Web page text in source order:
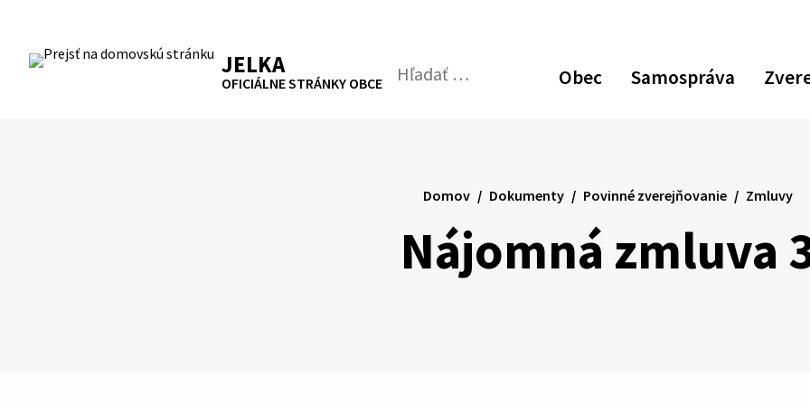
obsah
RSS Mapa Tlačiť
JELKA
OFICIÁLNE STRÁNKY OBCE Obec Samospráva
Hľadať:
Odoslať
Nájomná zmluva
Domov Dokumenty Povinné zverejňovanie Zmluvy